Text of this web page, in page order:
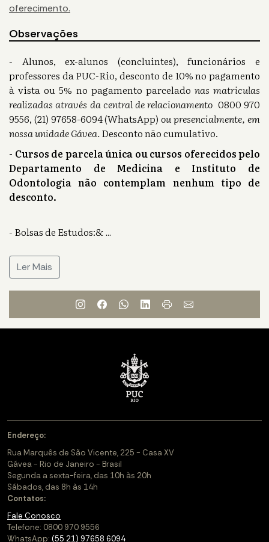
oferecimento.
Observações
- Alunos, ex-alunos (concluintes), funcionários e
professores da PUC-Rio, desconto de 10% no pagamento
à vista ou 5% no pagamento parcelado nas matriculas
realizadas através da central de relacionamento 0800 970
9556, (21) 97658-6094 (WhatsApp)ou presencialmente, em
nossa unidade Gávea.Desconto não cumulativo.
- Cursos de parcela única ou cursos oferecidos pelo
Departamento de Medicina e Instituto de
Odontologia não contemplam nenhum tipo de
desconto.
- Bolsas de Estudos:&...
Ler Mais
Endereço:
Rua Marquês de São Vicente, 225 - Casa XV
Gávea - Rio de Janeiro - Brasil
Segunda a sexta-feira, das 10h às 20h
Sábados, das 8h às 14h
Contatos:
Fale Conosco
Telefone: 0800 970 9556
WhatsApp: (55 21) 97658 6094